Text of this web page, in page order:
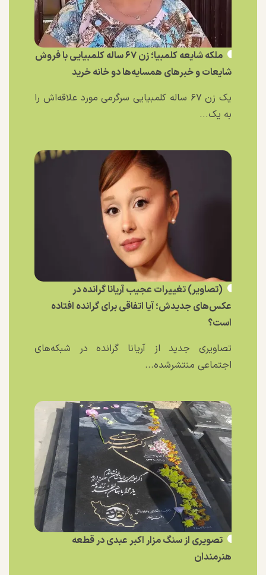
ملکه شایعه کلمبیا؛ زن ۶۷ ساله کلمبیایی با فروش
شایعات و خبر‌های همسایه‌ها دو خانه خرید
یک زن ۶۷ ساله کلمبیایی سرگرمی مورد علاقه‌اش را
به یک...
(تصاویر) تغییرات عجیب آریانا گرانده در
عکس‌های جدیدش؛ آیا اتفاقی برای گرانده افتاده
است؟
تصاویری جدید از آریانا گرانده در شبکه‌های
اجتماعی منتشرشده...
تصویری از سنگ مزار اکبر عبدی در قطعه
هنرمندان